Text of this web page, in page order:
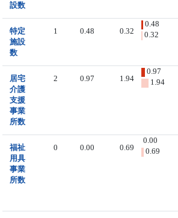
設数
特定
施設
数
1 0.48 0.32
0.48
0.32
居宅
介護
支援
事業
所数
2 0.97 1.94
0.97
1.94
福祉
用具
事業
所数
0 0.00 0.69
0.00
0.69